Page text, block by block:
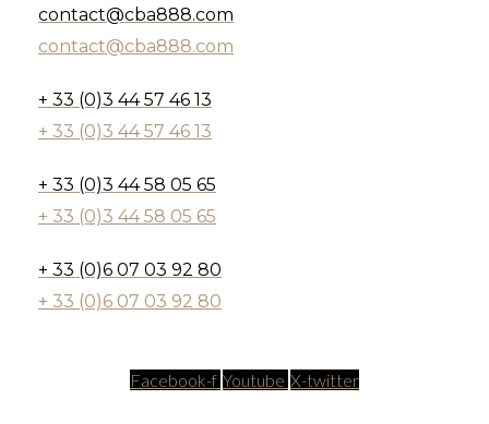
contact@cba888.com
contact@cba888.com
+ 33 (0)3 44 57 46 13
+ 33 (0)3 44 57 46 13
+ 33 (0)3 44 58 05 65
+ 33 (0)3 44 58 05 65
+ 33 (0)6 07 03 92 80
+ 33 (0)6 07 03 92 80
Facebook-f Youtube X-twitter